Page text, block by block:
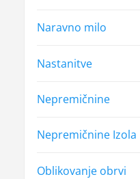
Naravno milo
Nastanitve
Nepremičnine
Nepremičnine Izola
Oblikovanje obrvi